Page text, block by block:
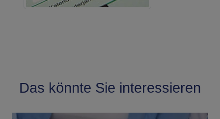
Das könnte Sie interessieren